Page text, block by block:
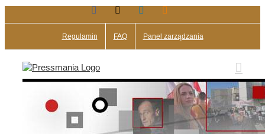
do
Facebook LinkedIn
Regulamin FAQ Panel zarządzania